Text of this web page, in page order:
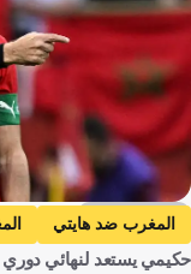
Getty Images
المغرب ضد هايتي
إسكتلندا ضد المغرب
حكيمي يستعد لنهائي دوري